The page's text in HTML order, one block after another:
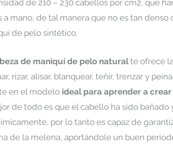
de 210 – 230 cabellos por cm2, que
a mano, de tal manera que no es tan denso
de pelo sintético.
de maniquí de pelo naturalte ofrece
rizar, alisar, blanquear, teñir, trenzar y
en el modelo ideal para aprender a
de todo es que el cabello ha sido bañado
por lo tanto es capaz de
de la melena, aportándole un buen